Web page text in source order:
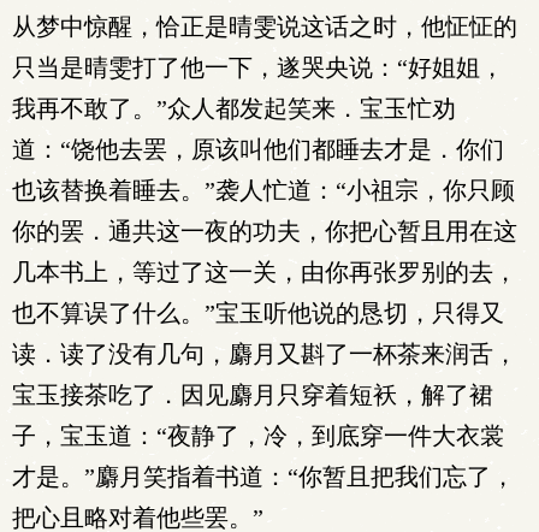
从梦中惊醒，恰正是晴雯说这话之时，他怔怔的
只当是晴雯打了他一下，遂哭央说：“好姐姐，
我再不敢了。”众人都发起笑来．宝玉忙劝
道：“饶他去罢，原该叫他们都睡去才是．你们
也该替换着睡去。”袭人忙道：“小祖宗，你只顾
你的罢．通共这一夜的功夫，你把心暂且用在这
几本书上，等过了这一关，由你再张罗别的去，
也不算误了什么。”宝玉听他说的恳切，只得又
读．读了没有几句，麝月又斟了一杯茶来润舌，
宝玉接茶吃了．因见麝月只穿着短袄，解了裙
子，宝玉道：“夜静了，冷，到底穿一件大衣裳
才是。”麝月笑指着书道：“你暂且把我们忘了，
把心且略对着他些罢。”